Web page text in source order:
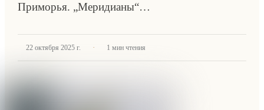
Приморья. „Меридианы“…
22 октября 2025 г. · 1 мин чтения